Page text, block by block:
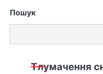
Пошук
Тлумачення